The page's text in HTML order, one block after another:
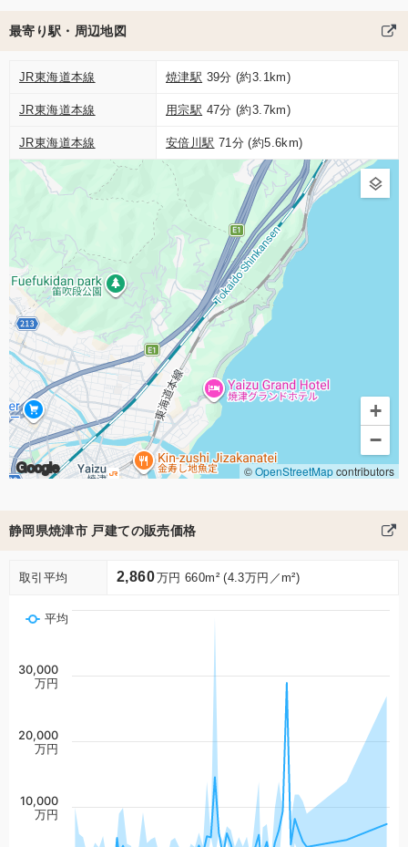
最寄り駅・周辺地図
JR東海道本線 焼津駅 39分 (約3.1km)
JR東海道本線 用宗駅 47分 (約3.7km)
JR東海道本線 安倍川駅 71分 (約5.6km)
Google
+
−
©OpenStreetMapcontributors
静岡県焼津市 戸建ての販売価格
取引平均 2,860万円 660m² (4.3万円／m²)
平均
10,000
万円
20,000
万円
30,000
万円